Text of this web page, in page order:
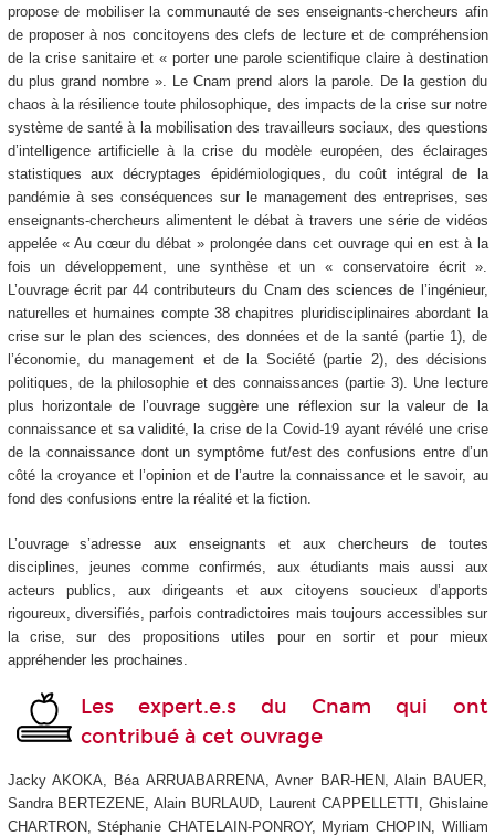
propose de mobiliser la communauté de ses enseignants-chercheurs afin
de proposer à nos concitoyens des clefs de lecture et de compréhension
de la crise sanitaire et « porter une parole scientifique claire à destination
du plus grand nombre ». Le Cnam prend alors la parole. De la gestion du
chaos à la résilience toute philosophique, des impacts de la crise sur notre
système de santé à la mobilisation des travailleurs sociaux, des questions
d’intelligence artificielle à la crise du modèle européen, des éclairages
statistiques aux décryptages épidémiologiques, du coût intégral de la
pandémie à ses conséquences sur le management des entreprises, ses
enseignants-chercheurs alimentent le débat à travers une série de vidéos
appelée « Au cœur du débat » prolongée dans cet ouvrage qui en est à la
fois un développement, une synthèse et un « conservatoire écrit ».
L’ouvrage écrit par 44 contributeurs du Cnam des sciences de l’ingénieur,
naturelles et humaines compte 38 chapitres pluridisciplinaires abordant la
crise sur le plan des sciences, des données et de la santé (partie 1), de
l’économie, du management et de la Société (partie 2), des décisions
politiques, de la philosophie et des connaissances (partie 3). Une lecture
plus horizontale de l’ouvrage suggère une réflexion sur la valeur de la
connaissance et sa validité, la crise de la Covid-19 ayant révélé une crise
de la connaissance dont un symptôme fut/est des confusions entre d’un
côté la croyance et l’opinion et de l’autre la connaissance et le savoir, au
fond des confusions entre la réalité et la fiction.
L’ouvrage s’adresse aux enseignants et aux chercheurs de toutes
disciplines, jeunes comme confirmés, aux étudiants mais aussi aux
acteurs publics, aux dirigeants et aux citoyens soucieux d’apports
rigoureux, diversifiés, parfois contradictoires mais toujours accessibles sur
la crise, sur des propositions utiles pour en sortir et pour mieux
appréhender les prochaines.
Les expert.e.s du Cnam qui ont
contribué à cet ouvrage
Jacky AKOKA, Béa ARRUABARRENA, Avner BAR-HEN, Alain BAUER,
Sandra BERTEZENE, Alain BURLAUD, Laurent CAPPELLETTI, Ghislaine
CHARTRON, Stéphanie CHATELAIN-PONROY, Myriam CHOPIN, William